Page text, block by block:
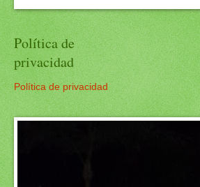
Política de
privacidad
Política de privacidad